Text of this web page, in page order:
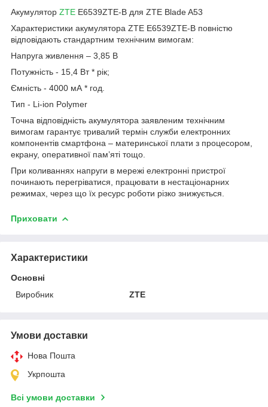
Акумулятор ZTE E6539ZTE-B для ZTE Blade A53
Характеристики акумулятора ZTE E6539ZTE-B повністю
відповідають стандартним технічним вимогам:
Напруга живлення – 3,85 В
Потужність - 15,4 Вт * рік;
Ємність - 4000 мА * год.
Тип - Li-ion Polymer
Точна відповідність акумулятора заявленим технічним
вимогам гарантує тривалий термін служби електронних
компонентів смартфона – материнської плати з процесором,
екрану, оперативної пам’яті тощо.
При коливаннях напруги в мережі електронні пристрої
починають перегріватися, працювати в нестаціонарних
режимах, через що їх ресурс роботи різко знижується.
Приховати
Характеристики
Основні
Виробник
ZTE
Умови доставки
Нова Пошта
Укрпошта
Всі умови доставки